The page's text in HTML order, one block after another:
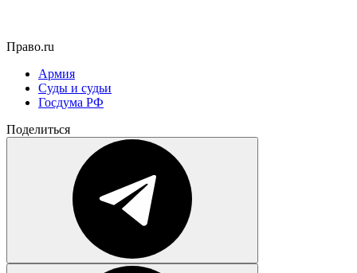
Право.ru
Армия
Суды и судьи
Госдума РФ
Поделиться